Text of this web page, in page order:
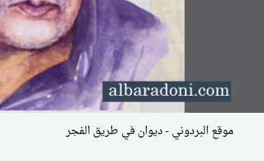
موقع البردوني - ديوان في طريق الفجر